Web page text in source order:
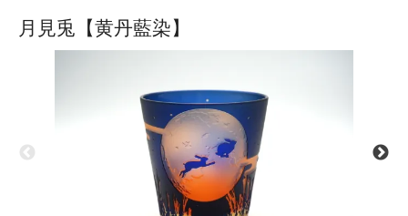
月見兎【黄丹藍染】